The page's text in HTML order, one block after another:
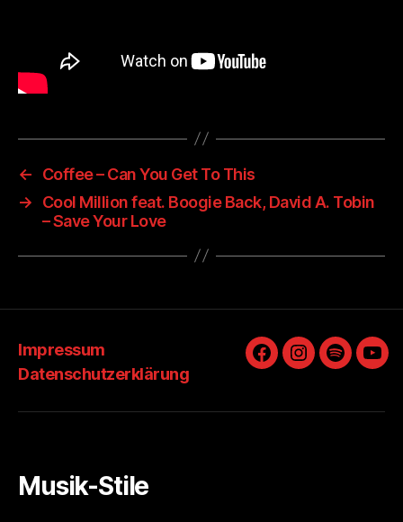
←
Coffee – Can You Get To This
→
Cool Million feat. Boogie Back, David A. Tobin
– Save Your Love
Impressum
Datenschutzerklärung
FacebookInstagram
Spotify
Musik-Stile